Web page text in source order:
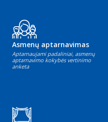
Asmenų aptarnavimas
Aptarnaujami padaliniai, asmenų
aptarnavimo kokybės vertinimo
anketa